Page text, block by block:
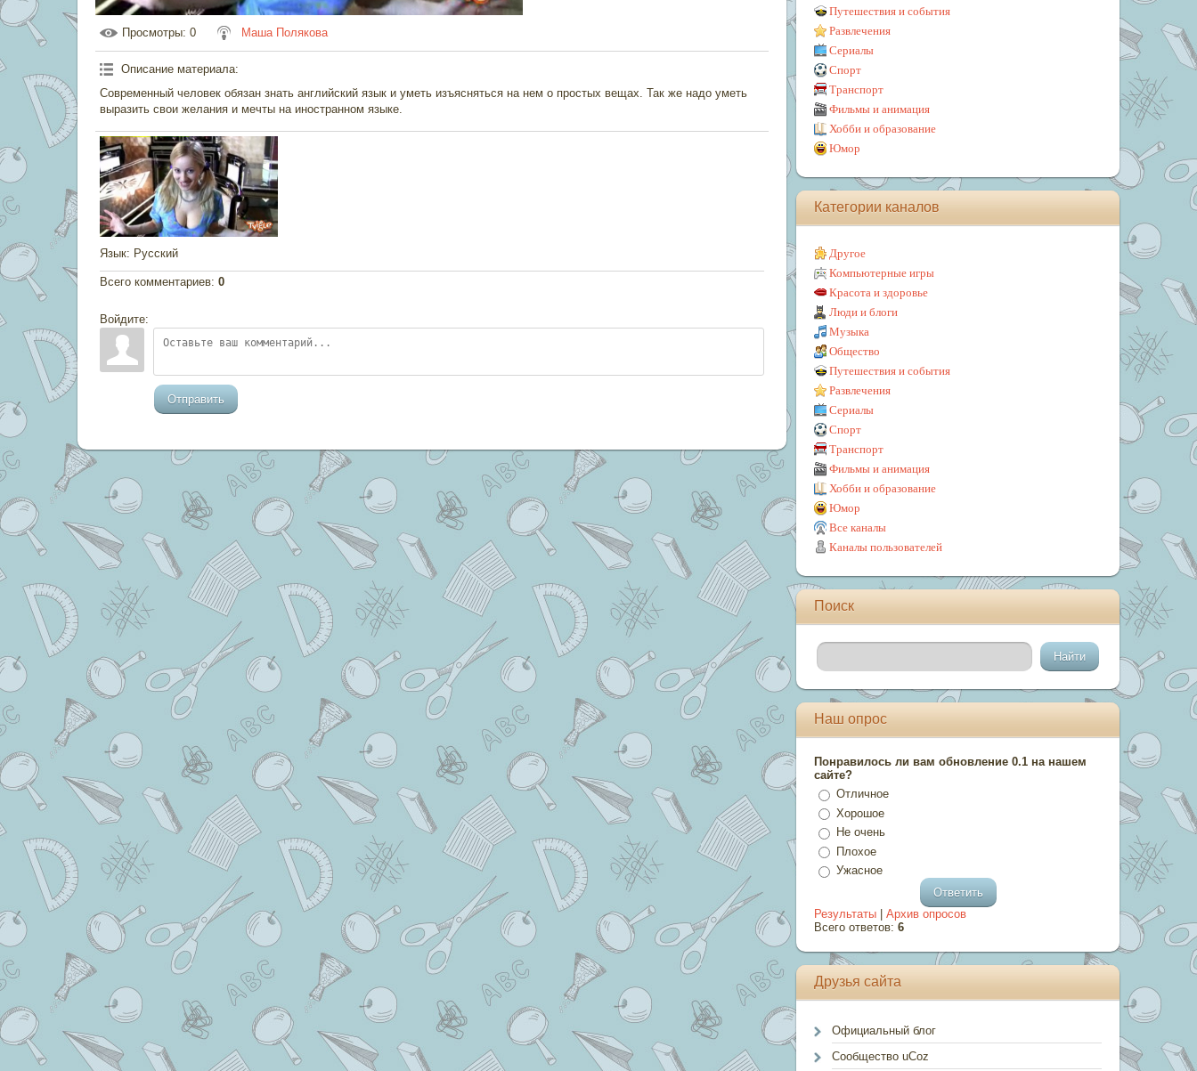
Просмотры: 0 Маша Полякова
Описание материала:
Современный человек обязан знать английский язык и уметь изъясняться на нем о простых вещах. Так же надо уметь
выразить свои желания и мечты на иностранном языке.
Язык: Русский
Всего комментариев: 0
Войдите:
Отправить
Путешествия и события
Развлечения
Сериалы
Спорт
Транспорт
Фильмы и анимация
Хобби и образование
Юмор
Категории каналов
Другое
Компьютерные игры
Красота и здоровье
Люди и блоги
Музыка
Общество
Путешествия и события
Развлечения
Сериалы
Спорт
Транспорт
Фильмы и анимация
Хобби и образование
Юмор
Все каналы
Каналы пользователей
Поиск
Наш опрос
Понравилось ли вам обновление 0.1 на нашем
сайте?
Отличное
Хорошое
Не очень
Плохое
Ужасное
Результаты |Архив опросов
Всего ответов:6
Друзья сайта
Официальный блог
Сообщество uCoz